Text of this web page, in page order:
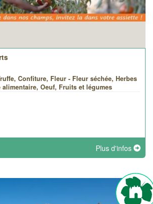
Confiture, Fleur - Fleur séchée, Herbes
Oeuf, Fruits et légumes
Plus d'infos